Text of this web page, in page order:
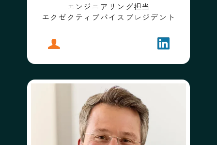
エンジニアリング担当
エクゼクティブバイスプレジデント